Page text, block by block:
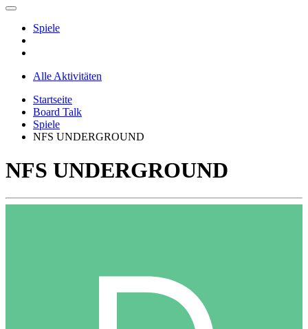
Spiele
Alle Aktivitäten
Startseite
Board Talk
Spiele
NFS UNDERGROUND
NFS UNDERGROUND